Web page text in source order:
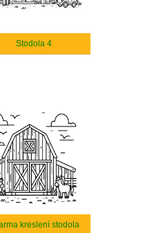
Stodola 4
kreslení stodola